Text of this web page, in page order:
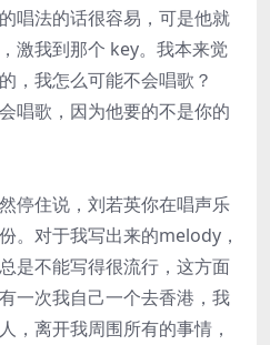
唱法的话很容易，可是他就
激我到那个 key。我本来觉
，我怎么可能不会唱歌？
唱歌，因为他要的不是你的
停住说，刘若英你在唱声乐
。对于我写出来的melody，
是不能写得很流行，这方面
一次我自己一个去香港，我
，离开我周围所有的事情，